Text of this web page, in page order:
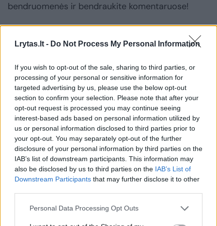
Lrytas.lt - Do Not Process My Personal Information
If you wish to opt-out of the sale, sharing to third parties, or
processing of your personal or sensitive information for
targeted advertising by us, please use the below opt-out
section to confirm your selection. Please note that after your
opt-out request is processed you may continue seeing
interest-based ads based on personal information utilized by
us or personal information disclosed to third parties prior to
your opt-out. You may separately opt-out of the further
disclosure of your personal information by third parties on the
IAB’s list of downstream participants. This information may
also be disclosed by us to third parties on the IAB’s List of
Downstream Participants that may further disclose it to other
Personal Data Processing Opt Outs
bendruomenės ir bendraukite komentaruose!
Rodyti komentarus
Prisijungti komentatoriams